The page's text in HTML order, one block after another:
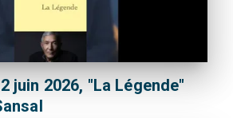
juin 2026, "La Légende"